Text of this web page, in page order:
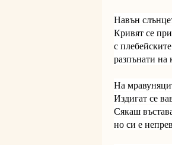
Навън
Кривят се
с
разпънати на
На
Издигат се
Сякаш
но си е